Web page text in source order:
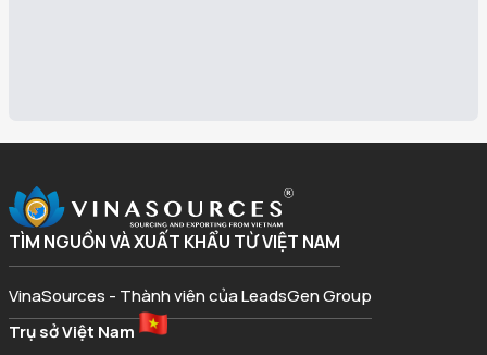
TÌM NGUỒN VÀ XUẤT KHẨU TỪ VIỆT NAM
VinaSources - Thành viên của LeadsGen Group
Trụ sở Việt Nam